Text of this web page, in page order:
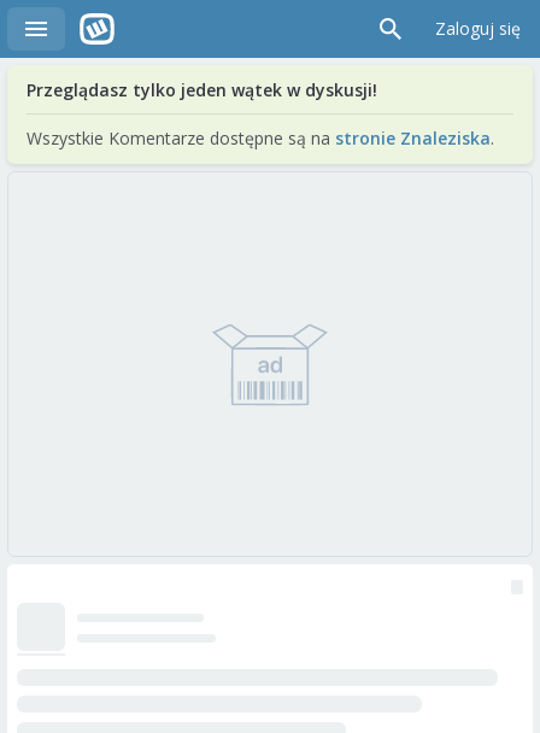
Zaloguj się
Przeglądasz tylko jeden wątek w dyskusji!
Wszystkie Komentarze dostępne są na stronie Znaleziska.